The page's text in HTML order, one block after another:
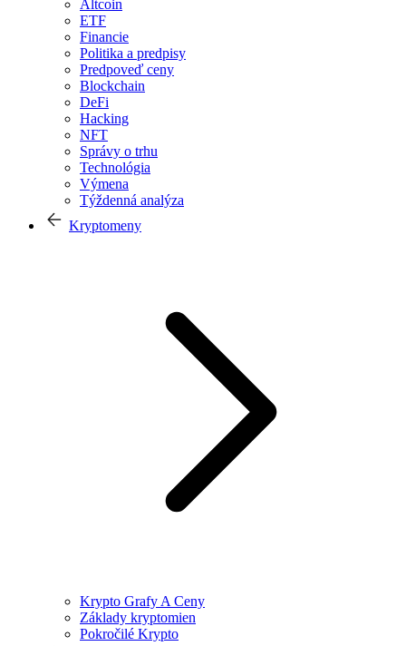
Altcoin
ETF
Financie
Politika a predpisy
Predpoveď ceny
Blockchain
DeFi
Hacking
NFT
Správy o trhu
Technológia
Výmena
Týždenná analýza
Kryptomeny
Krypto Grafy A Ceny
Základy kryptomien
Pokročilé Krypto